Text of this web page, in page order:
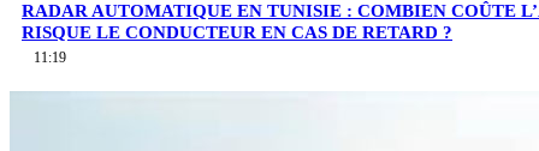
RADAR AUTOMATIQUE EN TUNISIE : COMBIEN COÛTE
RISQUE LE CONDUCTEUR EN CAS DE RETARD ?
11:19